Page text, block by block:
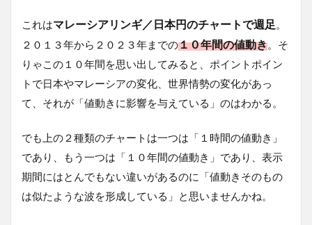
これはマレーシアリンギ／日本円のチャートで週足。
２０１３年から２０２３年までの１０年間の値動き。そ
りゃこの１０年間を思い出してみると、ポイントポイン
トで日本やマレーシアの変化、世界情勢の変化があっ
て、それが「値動きに影響を与えている」のはわかる。
でも上の２種類のチャートは一つは「１時間の値動き」
であり、もう一つは「１０年間の値動き」であり、表示
期間にはとんでもない違いがあるのに「値動きそのもの
は似たような波を形成している」と思いませんかね。